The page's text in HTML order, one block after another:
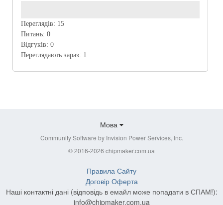
Переглядів: 15
Питань: 0
Відгуків: 0
Переглядають зараз: 1
Мова
Community Software by Invision Power Services, Inc.
© 2016-2026 chipmaker.com.ua
Правила Сайту
Договір Оферта
Наші контактні дані (відповідь в емайл може попадати в СПАМ!):
info@chipmaker.com.ua